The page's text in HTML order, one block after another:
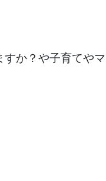
すか？や子育てやマ